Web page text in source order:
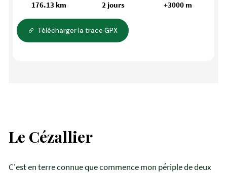
176.13 km 2 jours +3000 m
Télécharger la trace GPX
Le Cézallier
C'est en terre connue que commence mon périple de deux